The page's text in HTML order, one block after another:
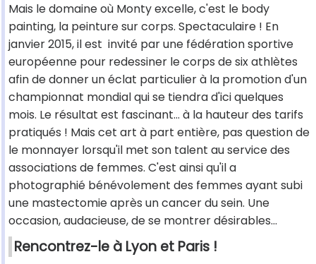
Mais le domaine où Monty excelle, c'est le body
painting, la peinture sur corps. Spectaculaire ! En
janvier 2015, il est invité par une fédération sportive
européenne pour redessiner le corps de six athlètes
afin de donner un éclat particulier à la promotion d'un
championnat mondial qui se tiendra d'ici quelques
mois. Le résultat est fascinant… à la hauteur des tarifs
pratiqués ! Mais cet art à part entière, pas question de
le monnayer lorsqu'il met son talent au service des
associations de femmes. C'est ainsi qu'il a
photographié bénévolement des femmes ayant subi
une mastectomie après un cancer du sein. Une
occasion, audacieuse, de se montrer désirables…
Rencontrez-le à Lyon et Paris !